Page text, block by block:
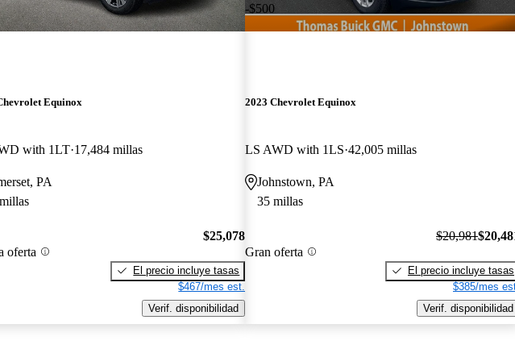
Equinox
with 1LT 17,484 millas
PA
oferta
$25,078
El precio incluye tasas
$467/mes est.
Verif. disponibilidad
-$500
2023 Chevrolet Equinox
LS AWD with 1LS 42,005 millas
Johnstown, PA
35 millas
Gran oferta
$20,981
El precio incluye tasas
$385/mes
Verif. disponibilidad